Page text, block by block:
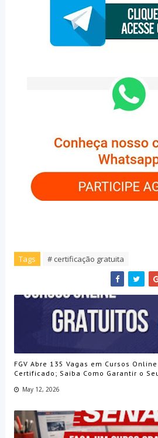
Tags # certificação gratuita
FGV Abre 135 Vagas em Cursos
Certificado; Saiba Como Garantir o
May 12, 2026